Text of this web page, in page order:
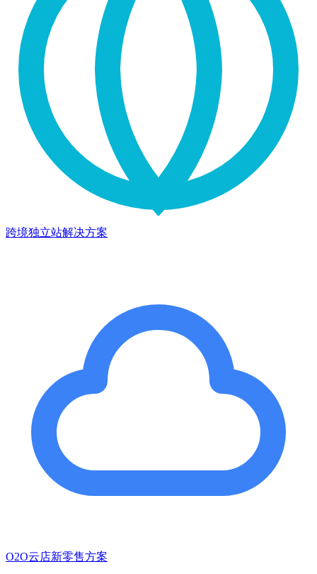
跨境独立站解决方案
O2O云店新零售方案